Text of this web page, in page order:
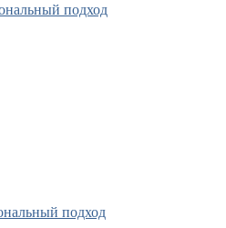
подход
подход